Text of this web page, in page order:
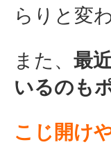
らりと変
また、 最
いるのも
こじ開け